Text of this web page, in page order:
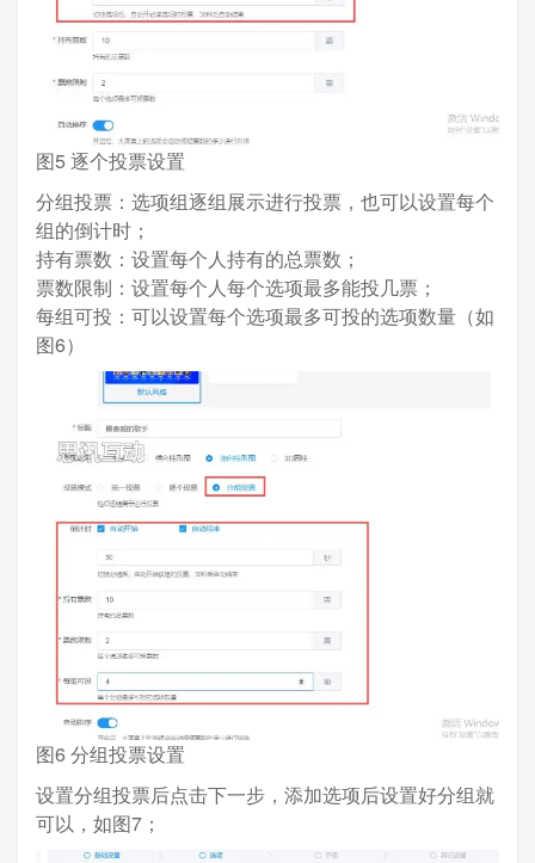
图5 逐个投票设置
分组投票：选项组逐组展示进行投票，也可以设置每个
组的倒计时；
持有票数：设置每个人持有的总票数；
票数限制：设置每个人每个选项最多能投几票；
每组可投：可以设置每个选项最多可投的选项数量（如
图6）
图6 分组投票设置
设置分组投票后点击下一步，添加选项后设置好分组就
可以，如图7；